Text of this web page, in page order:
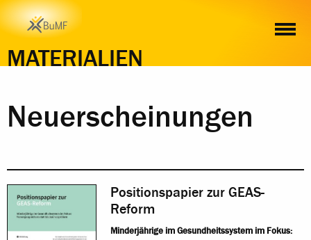
MATERIALIEN
Neuerscheinungen
Positionspapier zur GEAS-
Reform
Minderjährige im Gesundheitssystem im Fokus: